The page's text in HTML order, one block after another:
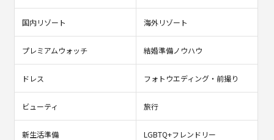
国内リゾート 海外リゾート
プレミアムウォッチ 結婚準備ノウハウ
ドレス フォトウエディング・前撮り
ビューティ 旅行
新生活準備 LGBTQ+フレンドリー